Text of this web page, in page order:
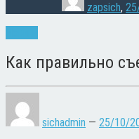
zapsich,
Как правильно
sichadmin — 25/10/